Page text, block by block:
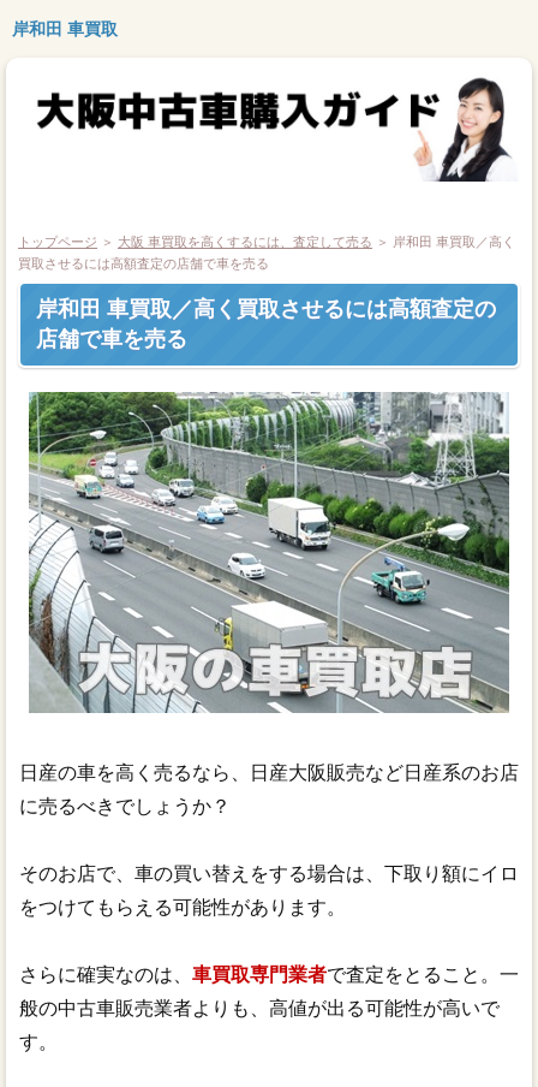
岸和田 車買取
トップページ ＞ 大阪 車買取を高くするには、査定して売る ＞
岸和田 車買取／高く
買取させるには高額査定の店舗で車を売る
岸和田 車買取／高く買取させるには高額査定の
店舗で車を売る
日産の車を高く売るなら、日産大阪販売など日産系のお店
に売るべきでしょうか？
そのお店で、車の買い替えをする場合は、下取り額にイロ
をつけてもらえる可能性があります。
さらに確実なのは、 車買取専門業者で査定をとること。一
般の中古車販売業者よりも、高値が出る可能性が高いで
す。